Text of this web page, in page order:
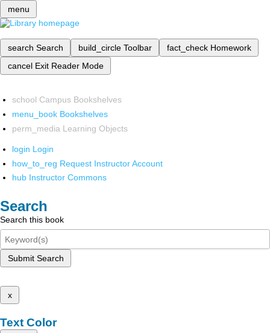
menu
search Search build_circle Toolbar fact_check Homework
cancel Exit Reader Mode
school Campus Bookshelves
menu_book Bookshelves
perm_media Learning Objects
login Login
how_to_reg Request Instructor Account
hub Instructor Commons
Search
Search this book
Submit Search
x
Text Color